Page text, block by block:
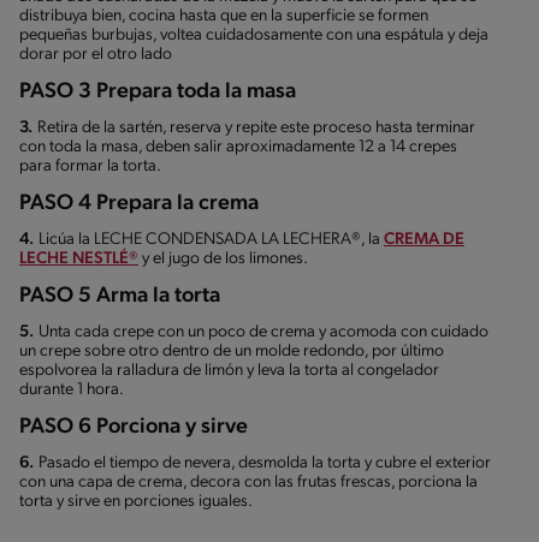
distribuya bien, cocina hasta que en la superficie se formen
pequeñas burbujas, voltea cuidadosamente con una espátula y deja
dorar por el otro lado
PASO 3 Prepara toda la masa
3. Retira de la sartén, reserva y repite este proceso hasta terminar
con toda la masa, deben salir aproximadamente 12 a 14 crepes
para formar la torta.
PASO 4 Prepara la crema
4. Licúa la LECHE CONDENSADA LA LECHERA®, la CREMA DE
LECHE NESTLÉ® y el jugo de los limones.
PASO 5 Arma la torta
5. Unta cada crepe con un poco de crema y acomoda con cuidado
un crepe sobre otro dentro de un molde redondo, por último
espolvorea la ralladura de limón y leva la torta al congelador
durante 1 hora.
PASO 6 Porciona y sirve
6. Pasado el tiempo de nevera, desmolda la torta y cubre el exterior
con una capa de crema, decora con las frutas frescas, porciona la
torta y sirve en porciones iguales.